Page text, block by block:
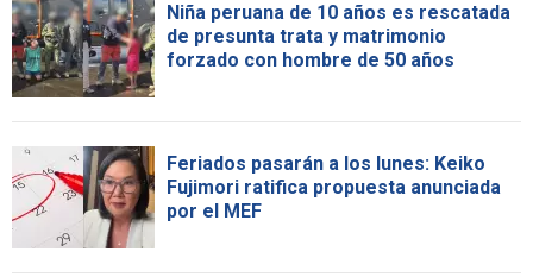
Niña peruana de 10 años es rescatada
de presunta trata y matrimonio
forzado con hombre de 50 años
Feriados pasarán a los lunes: Keiko
Fujimori ratifica propuesta anunciada
por el MEF